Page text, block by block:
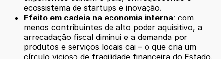
ecossistema de startups e inovação.
Efeito em cadeia na economia interna: com
menos contribuintes de alto poder aquisitivo, a
arrecadação fiscal diminui e a demanda por
produtos e serviços locais cai – o que cria um
círculo vicioso de fragilidade financeira do Estado.